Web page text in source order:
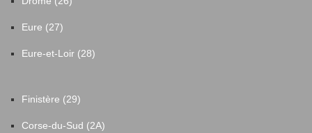
Eure (27)
Eure-et-Loir (28)
Finistère (29)
Corse-du-Sud (2A)